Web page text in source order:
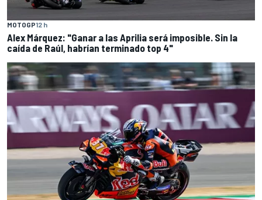
MOTOGP12 h
Alex Márquez: "Ganar a las Aprilia será imposible. Sin la
caída de Raúl, habrían terminado top 4"